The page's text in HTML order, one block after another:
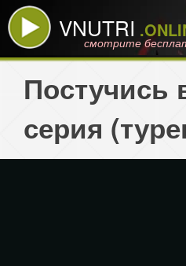
VNUTRI
смотрите
Постучись
серия